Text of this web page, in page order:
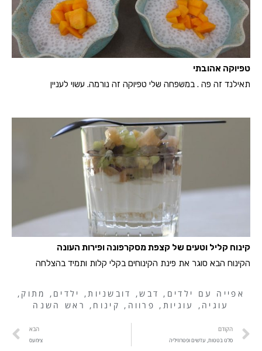
טפיוקה אהובתי
תאילנד זה פה . במשפחה שלי טפיוקה זה נורמה. עשוי לעניין
קינוח קליל וטעים של קצפת מסקרפונה ופירות העונה
הקינוח הבא סוגר את פינת הקינוחים בקלי קלות ותמיד בהצלחה
אפייה עם ילדים , דבש, דובשניות, ילדים , מתוק ,
עוגיה , עוגיות , פרווה , קינוח , ראש השנה
הקודם
סלט בטטות, עדשים ופטרוזיליה
הבא
צימעס